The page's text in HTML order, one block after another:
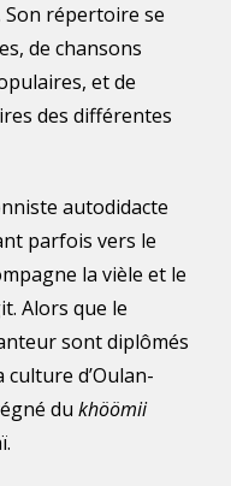
Son répertoire se
de chansons
et de
des différentes
autodidacte
parfois vers le
la vièle et le
Alors que le
sont diplômés
culture d’Oulan-
dukhöömii